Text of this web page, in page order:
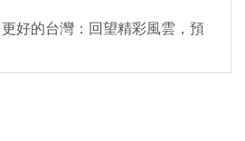
好的台灣：回望精彩風雲，預